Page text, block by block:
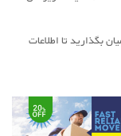
بگذارید تا اطلاعات